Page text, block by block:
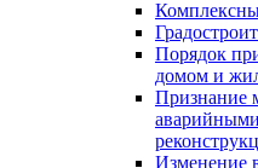
Порядок
домом и
Признание
Изменение